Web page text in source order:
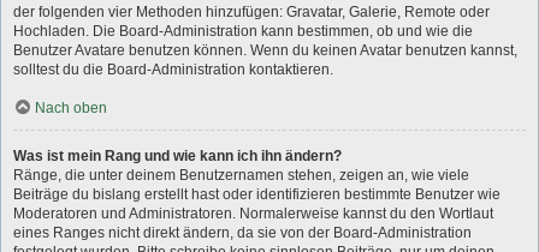
der folgenden vier Methoden hinzufügen: Gravatar, Galerie, Remote oder
Hochladen. Die Board-Administration kann bestimmen, ob und wie die
Benutzer Avatare benutzen können. Wenn du keinen Avatar benutzen kannst,
solltest du die Board-Administration kontaktieren.
Nach oben
Was ist mein Rang und wie kann ich ihn ändern?
Ränge, die unter deinem Benutzernamen stehen, zeigen an, wie viele
Beiträge du bislang erstellt hast oder identifizieren bestimmte Benutzer wie
Moderatoren und Administratoren. Normalerweise kannst du den Wortlaut
eines Ranges nicht direkt ändern, da sie von der Board-Administration